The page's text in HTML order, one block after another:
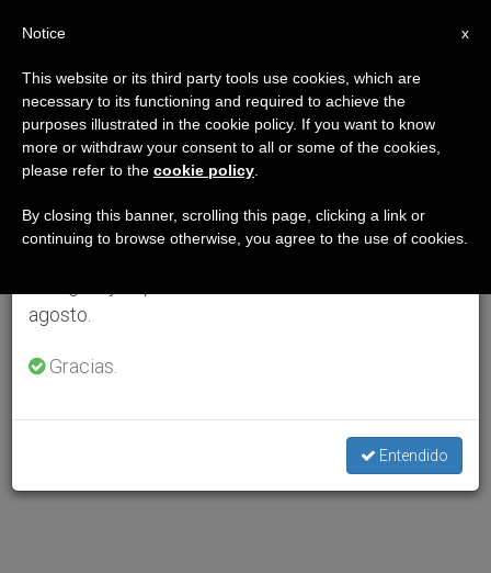
×
Aviso importante
Del 27 de julio al 7 de agosto haremos la pausa
anual, aprovechando que en el periodo de verano
se generan menos informaciones y también el
agosto.
Gracias.
Entendido
x
Notice
This website or its third party tools use cookies, which are
necessary to its functioning and required to achieve the
purposes illustrated in the cookie policy. If you want to know
more or withdraw your consent to all or some of the cookies,
please refer to the cookie policy
By closing this banner, scrolling this page, clicking a link or
continuing to browse otherwise, you agree to the use of cookies.